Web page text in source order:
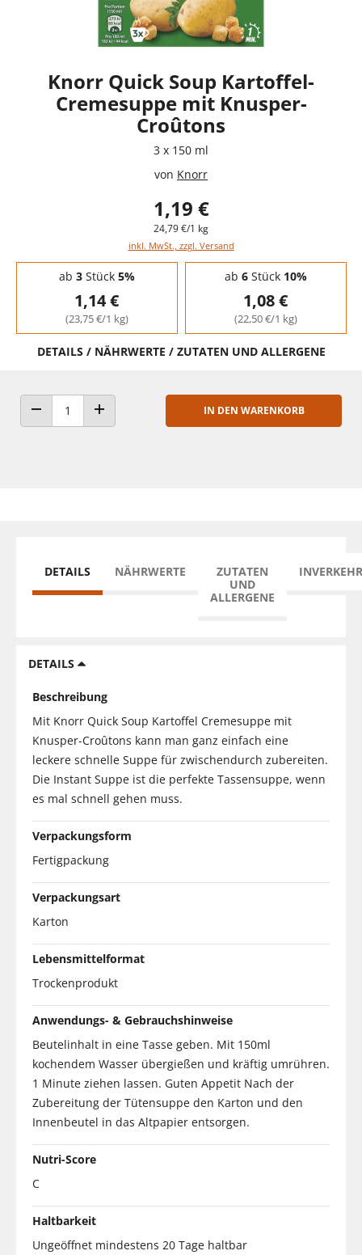
Knorr Quick Soup Kartoffel-
Cremesuppe mit Knusper-
Croûtons
3 x 150 ml
von Knorr
1,19 €
24,79 €/1 kg
inkl. MwSt., zzgl. Versand
Staffelpreise - Mengenrabatt
ab 3Stück 5%
1,14 €
(23,75 €/1 kg)
ab 6Stück 10%
1,08 €
(22,50 €/1 kg)
DETAILS / NÄHRWERTE / ZUTATEN UND ALLERGENE
ANZAHL VERRINGERNANZAHL ERHÖHEN
IN DEN WARENKORB
DETAILS NÄHRWERTE
ZUTATEN
UND
ALLERGENE
DETAILS
Beschreibung
Mit Knorr Quick Soup Kartoffel Cremesuppe mit
Knusper-Croûtons kann man ganz einfach eine
leckere schnelle Suppe für zwischendurch zubereiten.
Die Instant Suppe ist die perfekte Tassensuppe, wenn
es mal schnell gehen muss.
Verpackungsform
Fertigpackung
Verpackungsart
Karton
Lebensmittelformat
Trockenprodukt
Anwendungs- & Gebrauchshinweise
Beutelinhalt in eine Tasse geben. Mit 150ml
kochendem Wasser übergießen und kräftig umrühren.
1 Minute ziehen lassen. Guten Appetit Nach der
Zubereitung der Tütensuppe den Karton und den
Innenbeutel in das Altpapier entsorgen.
Nutri-Score
C
Haltbarkeit
Ungeöffnet mindestens 20 Tage haltbar